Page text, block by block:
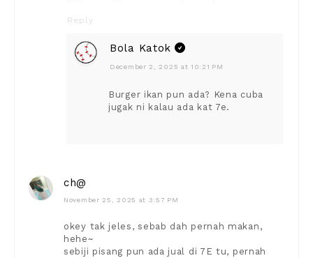
Reply
Bola Katok
December 2, 2025 at 10:21 PM
Burger ikan pun ada? Kena cuba
jugak ni kalau ada kat 7e.
ch@
November 25, 2025 at 3:57 PM
okey tak jeles, sebab dah pernah makan,
hehe~
sebiji pisang pun ada jual di 7E tu, pernah